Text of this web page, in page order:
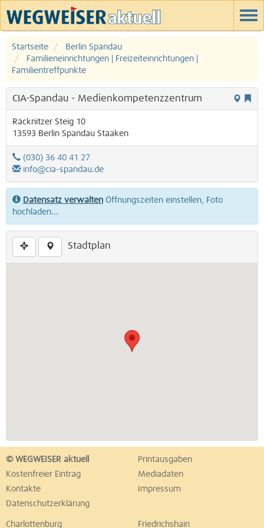
Startseite
Berlin Spandau
Familieneinrichtungen | Freizeiteinrichtungen |
Familientreffpunkte
CIA-Spandau - Medienkompetenzzentrum
Räcknitzer Steig 10
13593 Berlin Spandau Staaken
(030) 36 40 41 27
info@cia-spandau.de
Datensatz verwalten Öffnungszeiten einstellen, Foto
hochladen...
Stadtplan
© WEGWEISER aktuell
Printausgaben
Kostenfreier Eintrag
Mediadaten
Kontakte
Impressum
Datenschutzerklärung
Charlottenburg Friedrichshain